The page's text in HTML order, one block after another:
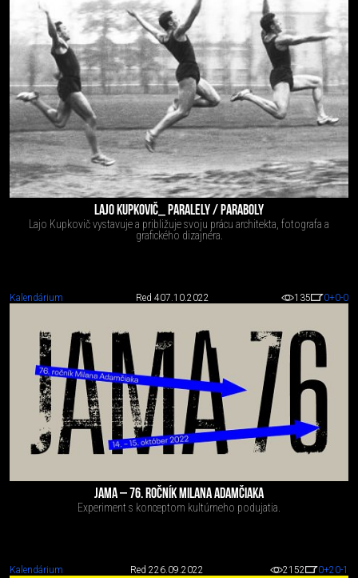
LAJO KUPKOVIČ_ PARALELY / PARABOLY
Lajo Kupkovič vystavuje a približuje svoju prácu architekta, fotografa a
grafického dizajnéra.
Kalendárium Red 407.10.2022 135 0+0-0
JAMA – 76. ROČNÍK MILANA ADAMČIAKA
Experiment s konceptom kultúrneho podujatia.
Kalendárium Red 226.09.2022 2152 0+20-1